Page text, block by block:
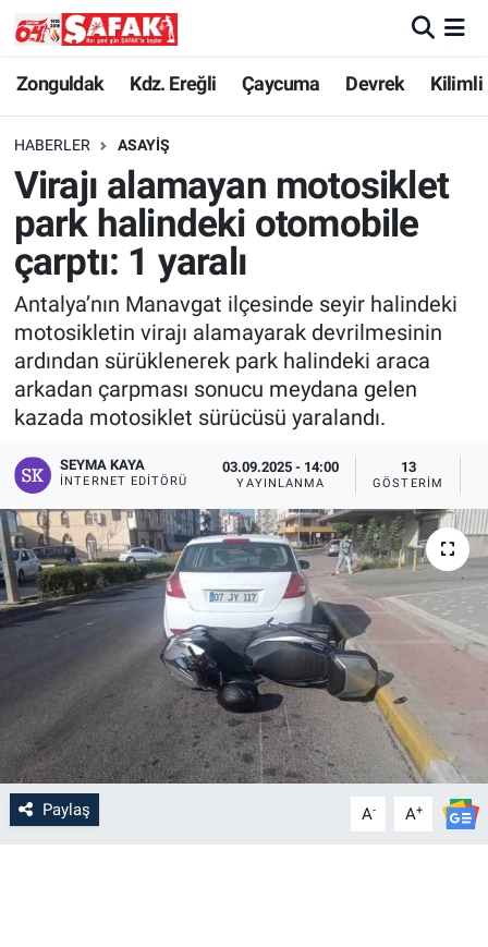
Zonguldak Kdz. Ereğli Çaycuma Devrek Kilimli
HABERLER ASAYIŞ
Virajı alamayan motosiklet
park halindeki otomobile
çarptı: 1 yaralı
Antalya’nın Manavgat ilçesinde seyir halindeki
motosikletin virajı alamayarak devrilmesinin
ardından sürüklenerek park halindeki araca
arkadan çarpması sonucu meydana gelen
kazada motosiklet sürücüsü yaralandı.
SEYMA KAYA
İNTERNET EDITÖRÜ
03.09.2025 - 14:00
YAYINLANMA
13
GÖSTERIM
Paylaş A- A+
Zonguldak
Kdz. Ereğli
Çaycuma
Devrek
Kilimli
Asayiş
Spor
Resmi İlan
Zonguldak Nöbetçi Eczaneler
Zonguldak Hava Durumu
Zonguldak Namaz Vakitleri
Zonguldak Trafik Yoğunluk Haritası
Süper Lig Puan Durumu ve Fikstür
Tüm Manşetler
Son Dakika Haberleri
Haber Arşivi